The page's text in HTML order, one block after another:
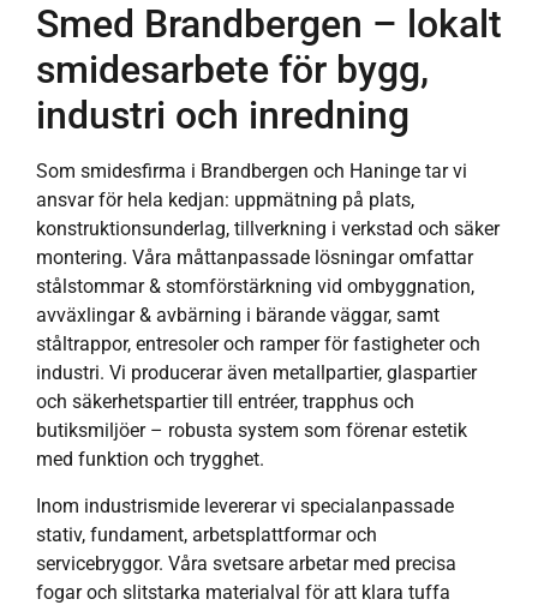
Smed Brandbergen – lokalt
smidesarbete för bygg,
industri och inredning
Som smidesfirma i Brandbergen och Haninge tar vi
ansvar för hela kedjan: uppmätning på plats,
konstruktionsunderlag, tillverkning i verkstad och säker
montering. Våra måttanpassade lösningar omfattar
stålstommar & stomförstärkning vid ombyggnation,
avväxlingar & avbärning i bärande väggar, samt
ståltrappor, entresoler och ramper för fastigheter och
industri. Vi producerar även metallpartier, glaspartier
och säkerhetspartier till entréer, trapphus och
butiksmiljöer – robusta system som förenar estetik
med funktion och trygghet.
Inom industrismide levererar vi specialanpassade
stativ, fundament, arbetsplattformar och
servicebryggor. Våra svetsare arbetar med precisa
fogar och slitstarka materialval för att klara tuffa